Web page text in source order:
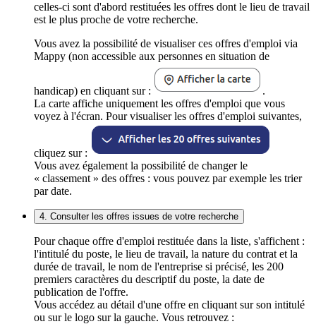
celles-ci sont d'abord restituées les offres dont le lieu de travail
est le plus proche de votre recherche.
Vous avez la possibilité de visualiser ces offres d'emploi via
Mappy (non accessible aux personnes en situation de
handicap) en cliquant sur :
.
La carte affiche uniquement les offres d'emploi que vous
voyez à l'écran. Pour visualiser les offres d'emploi suivantes,
cliquez sur :
Vous avez également la possibilité de changer le
« classement » des offres : vous pouvez par exemple les trier
par date.
4. Consulter les offres issues de votre recherche
Pour chaque offre d'emploi restituée dans la liste, s'affichent :
l'intitulé du poste, le lieu de travail, la nature du contrat et la
durée de travail, le nom de l'entreprise si précisé, les 200
premiers caractères du descriptif du poste, la date de
publication de l'offre.
Vous accédez au détail d'une offre en cliquant sur son intitulé
ou sur le logo sur la gauche. Vous retrouvez :